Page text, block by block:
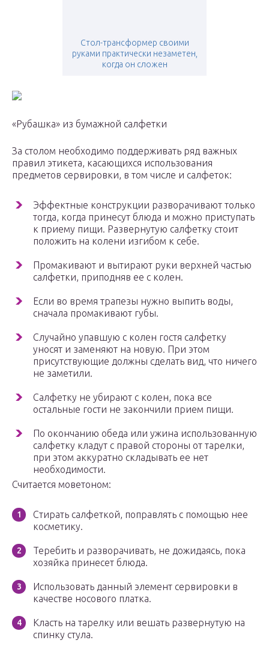
Стол-трансформер своими
руками практически незаметен,
когда он сложен
«Рубашка» из бумажной салфетки
За столом необходимо поддерживать ряд важных
правил этикета, касающихся использования
предметов сервировки, в том числе и салфеток:
Эффектные конструкции разворачивают только
тогда, когда принесут блюда и можно приступать
к приему пищи. Развернутую салфетку стоит
положить на колени изгибом к себе.
Промакивают и вытирают руки верхней частью
салфетки, приподняв ее с колен.
Если во время трапезы нужно выпить воды,
сначала промакивают губы.
Случайно упавшую с колен гостя салфетку
уносят и заменяют на новую. При этом
присутствующие должны сделать вид, что ничего
не заметили.
Салфетку не убирают с колен, пока все
остальные гости не закончили прием пищи.
По окончанию обеда или ужина использованную
салфетку кладут с правой стороны от тарелки,
при этом аккуратно складывать ее нет
необходимости.
Считается моветоном:
Стирать салфеткой, поправлять с помощью нее
косметику.
Теребить и разворачивать, не дожидаясь, пока
хозяйка принесет блюда.
Использовать данный элемент сервировки в
качестве носового платка.
Класть на тарелку или вешать развернутую на
спинку стула.